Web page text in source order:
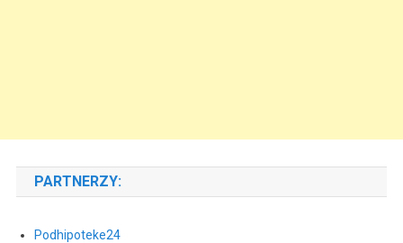
PARTNERZY:
Podhipoteke24